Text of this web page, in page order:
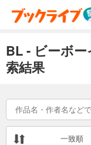
BL - ビーボ
索結果
一致順